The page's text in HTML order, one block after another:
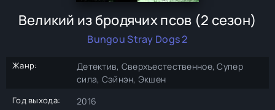
Великий из бродячих псов (2 сезон)
Bungou Stray Dogs 2
Жанр:
Детектив, Сверхъестественное, Супер
сила, Сэйнэн, Экшен
Год выхода: 2016